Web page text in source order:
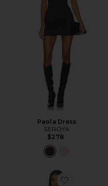
Paola Dress
SEROYA
$278